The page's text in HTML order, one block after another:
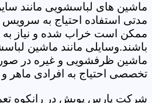
ماشین های لباسشویی مانند
مدتی استفاده احتیاج به سرویس
ممکن است خراب شده و نیاز به
باشند.وسایلی مانند ماشین
ماشین ظرفشویی و غیره در
تخصصی احتیاج به افرادی ماهر
شرکت پارس پویش در رانکوه